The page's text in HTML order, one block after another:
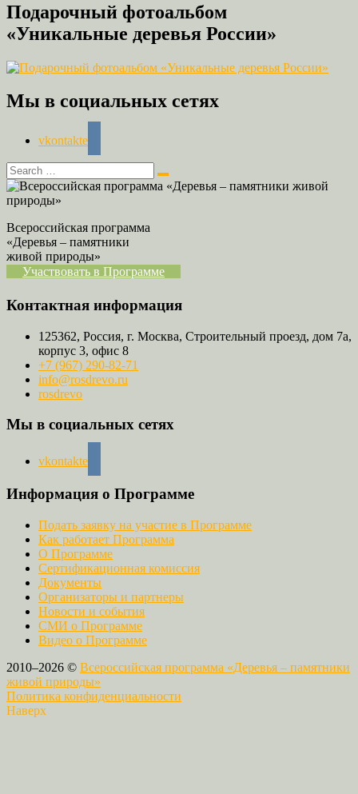
Подарочный фотоальбом
«Уникальные деревья России»
Мы в социальных сетях
vkontakte
Всероссийская программа
«Деревья – памятники
живой природы»
Участвовать в Программе
Контактная информация
125362, Россия, г. Москва, Строительный проезд, дом 7а,
корпус 3, офис 8
+7 (967) 290-82-71
info@rosdrevo.ru
rosdrevo
Мы в социальных сетях
vkontakte
Информация о Программе
Подать заявку на участие в Программе
Как работает Программа
О Программе
Сертификационная комиссия
Документы
Организаторы и партнеры
Новости и события
СМИ о Программе
Видео о Программе
2010–2026 © Всероссийская программа «Деревья – памятники
живой природы»
Политика конфиденциальности
Наверх